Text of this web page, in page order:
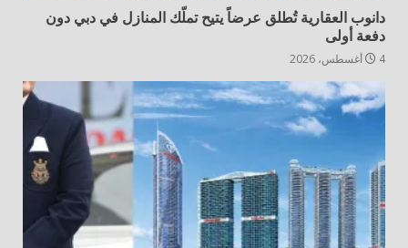
دانوب العقارية تُطلق عرضاً يتيح تملّك المنازل في دبي دون
دفعة أولى
4 أغسطس، 2026